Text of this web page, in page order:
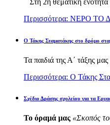
Περισσότερα: ΝΕΡΟ
Ο Τάκης Σταματάκης στο δρόμο
Τα παιδιά της Α΄ τάξης
Περισσότερα: Ο Τάκης
Σχέδιο Δράσης σχολείου για τα
Το όραμά μας «Σκοπός